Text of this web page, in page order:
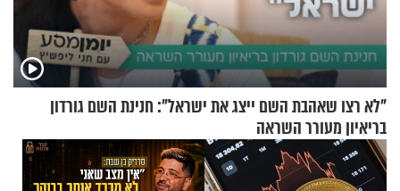
"לא רצו שאהבת השם ייצג את ישראל": חנינת השם גורדון
בריאיון מעורר השראה